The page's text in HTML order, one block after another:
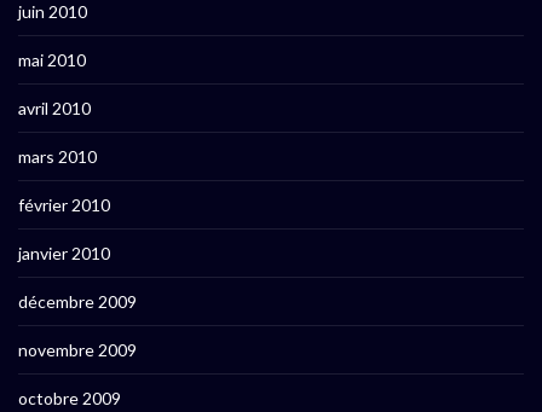
juin 2010
mai 2010
avril 2010
mars 2010
février 2010
janvier 2010
décembre 2009
novembre 2009
octobre 2009